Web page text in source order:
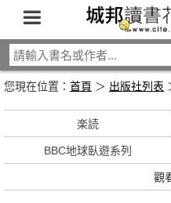
您現在位置： 首頁 ＞ 出版社列表
楽読
BBC地球臥遊系列
觀